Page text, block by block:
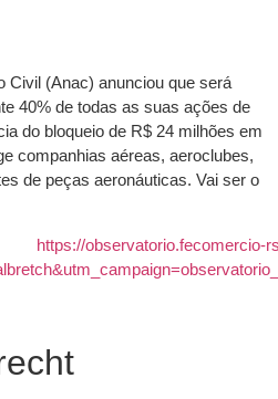
Civil (Anac) anunciou que será
40% de todas as suas ações de
do bloqueio de R$ 24 milhões em
companhias aéreas, aeroclubes,
de peças aeronáuticas. Vai ser o